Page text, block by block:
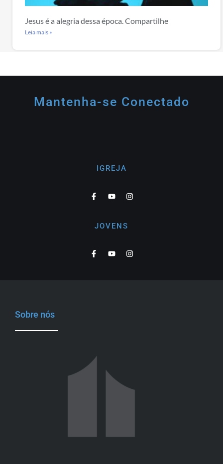
Jesus é a alegria dessa época. Compartilhe
Leia mais »
Mantenha-se Conectado
IGREJA
JOVENS
Sobre nós